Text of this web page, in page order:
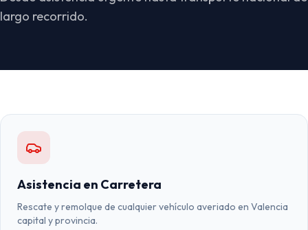
largo recorrido.
Asistencia en Carretera
Rescate y remolque de cualquier vehículo averiado en Valencia
capital y provincia.